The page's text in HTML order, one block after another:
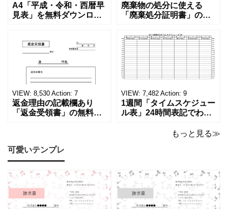
A4「平成・令和・西暦早
見表」を無料ダウンロー
る！印刷可能な一覧表！
印刷可能な平成・令和・
西暦早見表を無料ダウン
ロードでご利用いただけ
ます。 パソコンに保存し
ていただくか、A4サイズ
でコピーしてご
廃棄物の処分に使える
「廃棄処分証明書」の無
ーカーの代理店、回収業
者へおすすめ！(Excel・
Word・PDF)正しく廃棄
されたことを証明する書
類「廃棄処分証明書」の
店や家電メーカーの代理
店、回収
VIEW: 8,530 Action: 7
返金理由の記載欄あり
「返金受領書」の無料テ
め！過払い･誤入金などが
発生した際にも使える、
モノクロでシンプルな
「返金領収書」のテンプ
レートとなります。 A4縦
型サイズで用紙に印
VIEW: 7,482 Action: 9
1週間「タイムスケジュー
ル表」24時間表記でわか
ト！A4横型ExcelやWord
表になります。 A4横型サ
イズの無料テンプレート
で、Excel・Wo
もっと見る≫
可愛いテンプレ